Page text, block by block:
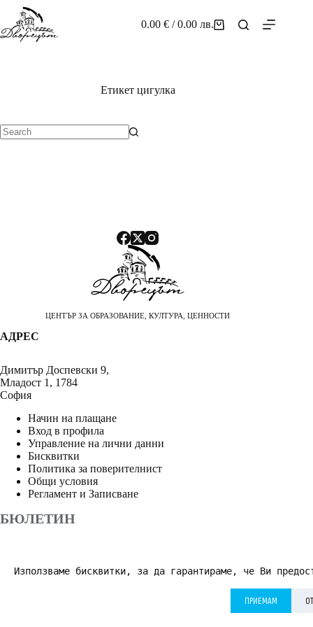
content
Използваме бисквитки, за да гарантираме, че Ви
ПРИЕМАМ
Shopping
0.00€ / 0.00 лв.
Етикетцигулка
ЦЕНТЪР ЗА ОБРАЗОВАНИЕ, КУЛТУРА, ЦЕННОСТИ
АДРЕС
Димитър Доспевски 9,
Младост 1, 1784
София
Начин на плащане
Вход в профила
Управление на лични данни
Бисквитки
Политика за поверителнист
Общи условия
Регламент и Записване
БЮЛЕТИН
АБОНИРАНЕ